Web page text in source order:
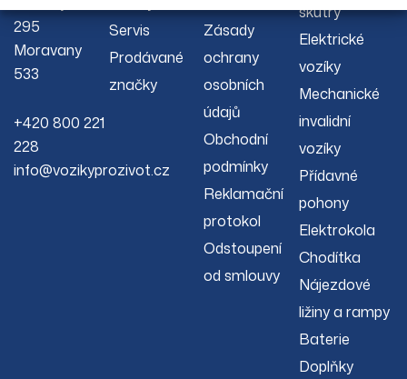
295
Moravany
533
+420 800 221
228
info@vozikyprozivot.cz
Servis
Prodávané
značky
Zásady
ochrany
osobních
údajů
Obchodní
podmínky
Reklamační
protokol
Odstoupení
od smlouvy
skútry
Elektrické
vozíky
Mechanické
invalidní
vozíky
Přídavné
pohony
Elektrokola
Chodítka
Nájezdové
ližiny a rampy
Baterie
Doplňky